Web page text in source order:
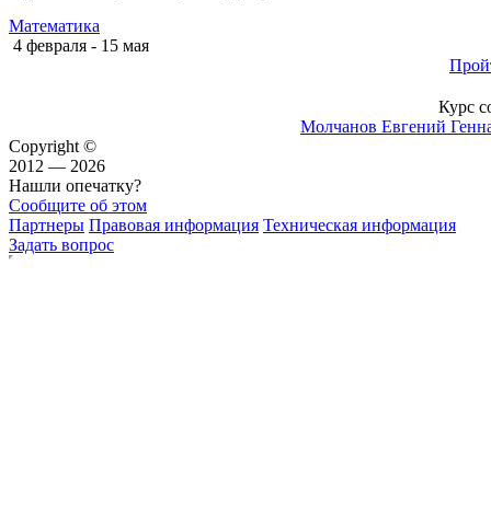
Математика
4 февраля - 15 мая
Курс
Молчанов Евгений
Copyright ©
2012 — 2026
Нашли опечатку?
Сообщите об этом
Партнеры Правовая информация Техническая информация
Задать вопрос